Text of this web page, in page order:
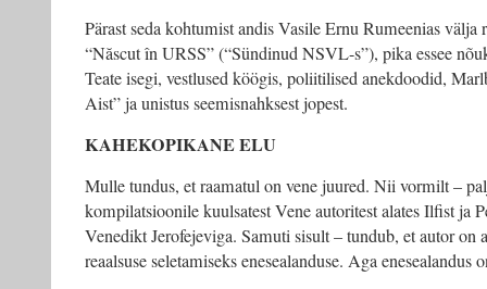
Pärast seda kohtumist andis Vasile Ernu Rumeenias välja
“Născut în URSS” (“Sündinud NSVL-s”), pika essee
Teate isegi, vestlused köögis, poliitilised anekdoodid,
Aist” ja unistus seemisnahksest jopest.
KAHEKOPIKANE ELU
Mulle tundus, et raamatul on vene juured. Nii vormilt –
kompilatsioonile kuulsatest Vene autoritest alates Ilfist ja
Venedikt Jerofejeviga. Samuti sisult – tundub, et autor on
reaalsuse seletamiseks enesealanduse. Aga enesealandus